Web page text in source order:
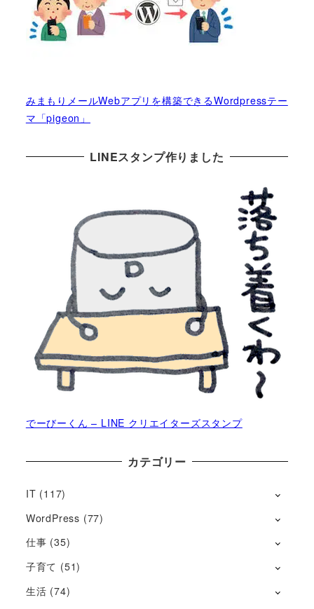
みまもりメールWebアプリを構築できるWordpressテー
マ「pigeon」
LINEスタンプ作りました
でーびーくん – LINE クリエイターズスタンプ
カテゴリー
IT (117)
WordPress (77)
仕事 (35)
子育て (51)
生活 (74)